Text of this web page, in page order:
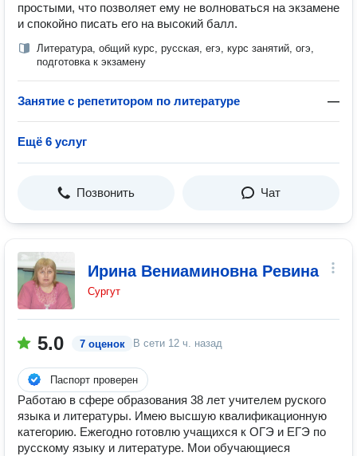
простыми, что позволяет ему не волноваться на экзамене
и спокойно писать его на высокий балл.
Литература, общий курс, русская, егэ, курс занятий, огэ,
подготовка к экзамену
Занятие с репетитором по литературе —
Ещё 6 услуг
Позвонить Чат
Ирина Вениаминовна Ревина
Сургут
5.0 7 оценок В сети 12 ч. назад
Паспорт проверен
Работаю в сфере образования 38 лет учителем руского
языка и литературы. Имею высшую квалификационную
категорию. Ежегодно готовлю учащихся к ОГЭ и ЕГЭ по
русскому языку и литературе. Мои обучающиеся